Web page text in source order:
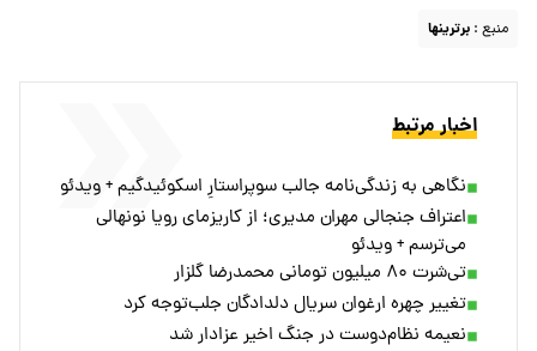
منبع : برترینها
اخبار مرتبط
نگاهی به زندگی‌نامه جالب سوپراستارِ اسکوئیدگیم + ویدئو
اعتراف جنجالی مهران مدیری؛ از کاریزمای رویا نونهالی
می‌ترسم + ویدئو
تی‌شرت ۸۰ میلیون تومانی محمدرضا گلزار
تغییر چهره ارغوان سریال دلدادگان جلب‌توجه کرد
نعیمه نظام‌دوست در جنگ اخیر عزادار شد